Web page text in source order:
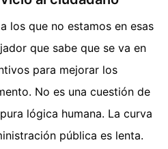
los que no estamos en esas
que sabe que se va en
para mejorar los
No es una cuestión de
lógica humana. La curva
pública es lenta.